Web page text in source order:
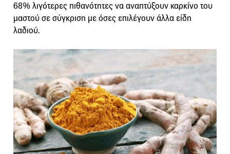
68% λιγότερες πιθανότητες να αναπτύξουν καρκίνο του
μαστού σε σύγκριση με όσες επιλέγουν άλλα είδη
λαδιού.